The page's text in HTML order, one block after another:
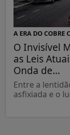
A ERA DO COBRE
O Invisível
as Leis
Onda de...
Entre a
asfixiada e o